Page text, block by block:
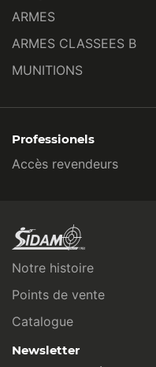
ARMES
ARMES CLASSEES B
MUNITIONS
Professionels
Accès revendeurs
Notre histoire
Points de vente
Catalogue
Newsletter